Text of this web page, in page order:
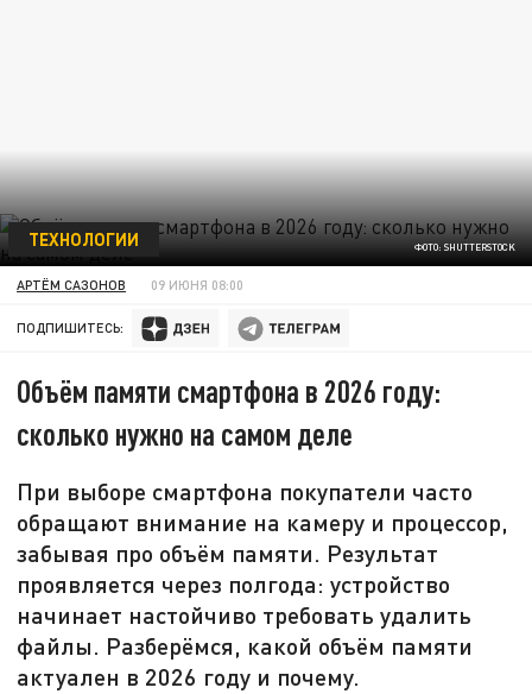
ФОТО: SHUTTERSTOCK
ТЕХНОЛОГИИ
АРТЁМ САЗОНОВ 09 ИЮНЯ 08:00
ПОДПИШИТЕСЬ:
Объём памяти смартфона в 2026 году:
сколько нужно на самом деле
При выборе смартфона покупатели часто
обращают внимание на камеру и процессор,
забывая про объём памяти. Результат
проявляется через полгода: устройство
начинает настойчиво требовать удалить
файлы. Разберёмся, какой объём памяти
актуален в 2026 году и почему.